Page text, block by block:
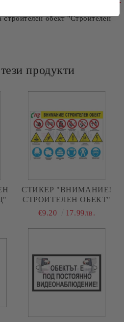
строителен обект "Строителен
продукти
СТИКЕР "ВНИМАНИЕ!
СТРОИТЕЛЕН ОБЕКТ"
€9.20
17.99лв.